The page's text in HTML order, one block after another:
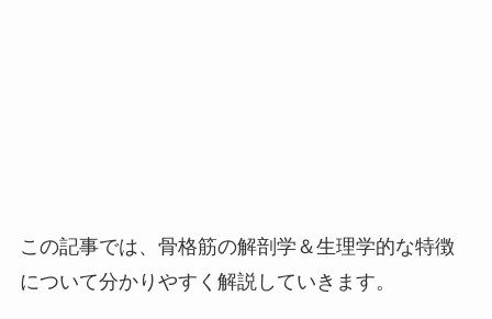
この記事では、骨格筋の解剖学＆生理学的な特徴
について分かりやすく解説していきます。